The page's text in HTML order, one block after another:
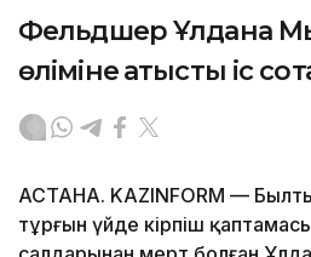
Фельдшер Ұлдана
өліміне қатысты іс
АСТАНА. KAZINFORM —
тұрғын үйде кірпіш